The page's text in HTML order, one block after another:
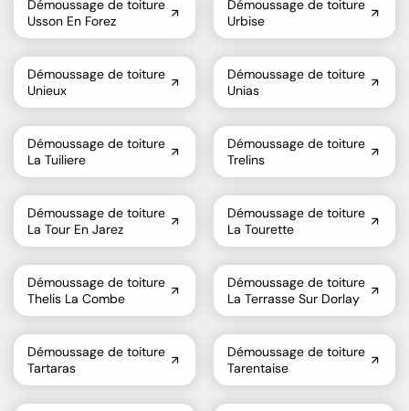
Démoussage de toiture
Usson En Forez
Démoussage de toiture
Urbise
Démoussage de toiture
Unieux
Démoussage de toiture
Unias
Démoussage de toiture
La Tuiliere
Démoussage de toiture
Trelins
Démoussage de toiture
La Tour En Jarez
Démoussage de toiture
La Tourette
Démoussage de toiture
Thelis La Combe
Démoussage de toiture
La Terrasse Sur Dorlay
Démoussage de toiture
Tartaras
Démoussage de toiture
Tarentaise